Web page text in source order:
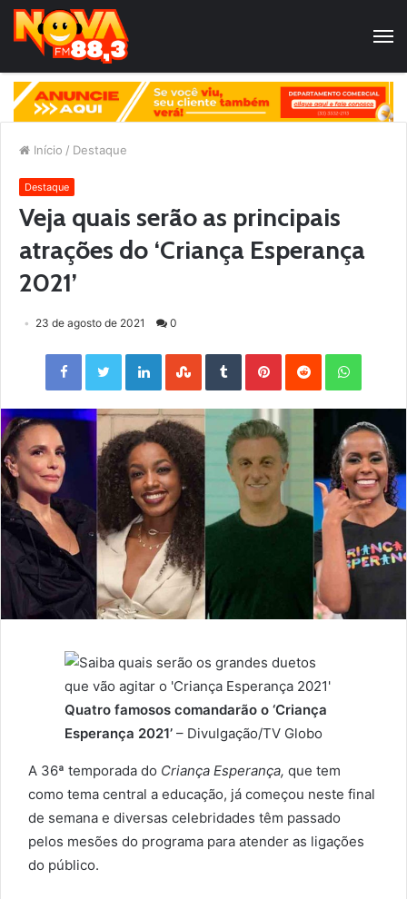
Início / Destaque
Destaque
Veja quais serão as principais
atrações do ‘Criança Esperança
2021’
23 de agosto de 2021 0
Facebook Twitter LinkedIn StumbleUpon Tumblr Pinterest Reddit
Quatro famosos comandarão o ‘Criança
Esperança 2021’ – Divulgação/TV Globo
A 36ª temporada do Criança Esperança, que tem
como tema central a educação, já começou neste final
de semana e diversas celebridades têm passado
pelos mesões do programa para atender as ligações
do público.